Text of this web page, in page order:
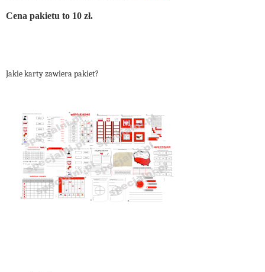
Cena pakietu to 10 zł.
Jakie karty zawiera pakiet?